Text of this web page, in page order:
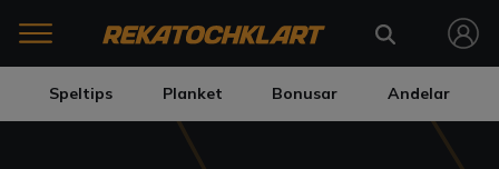
Speltips Planket Bonusar Andelar